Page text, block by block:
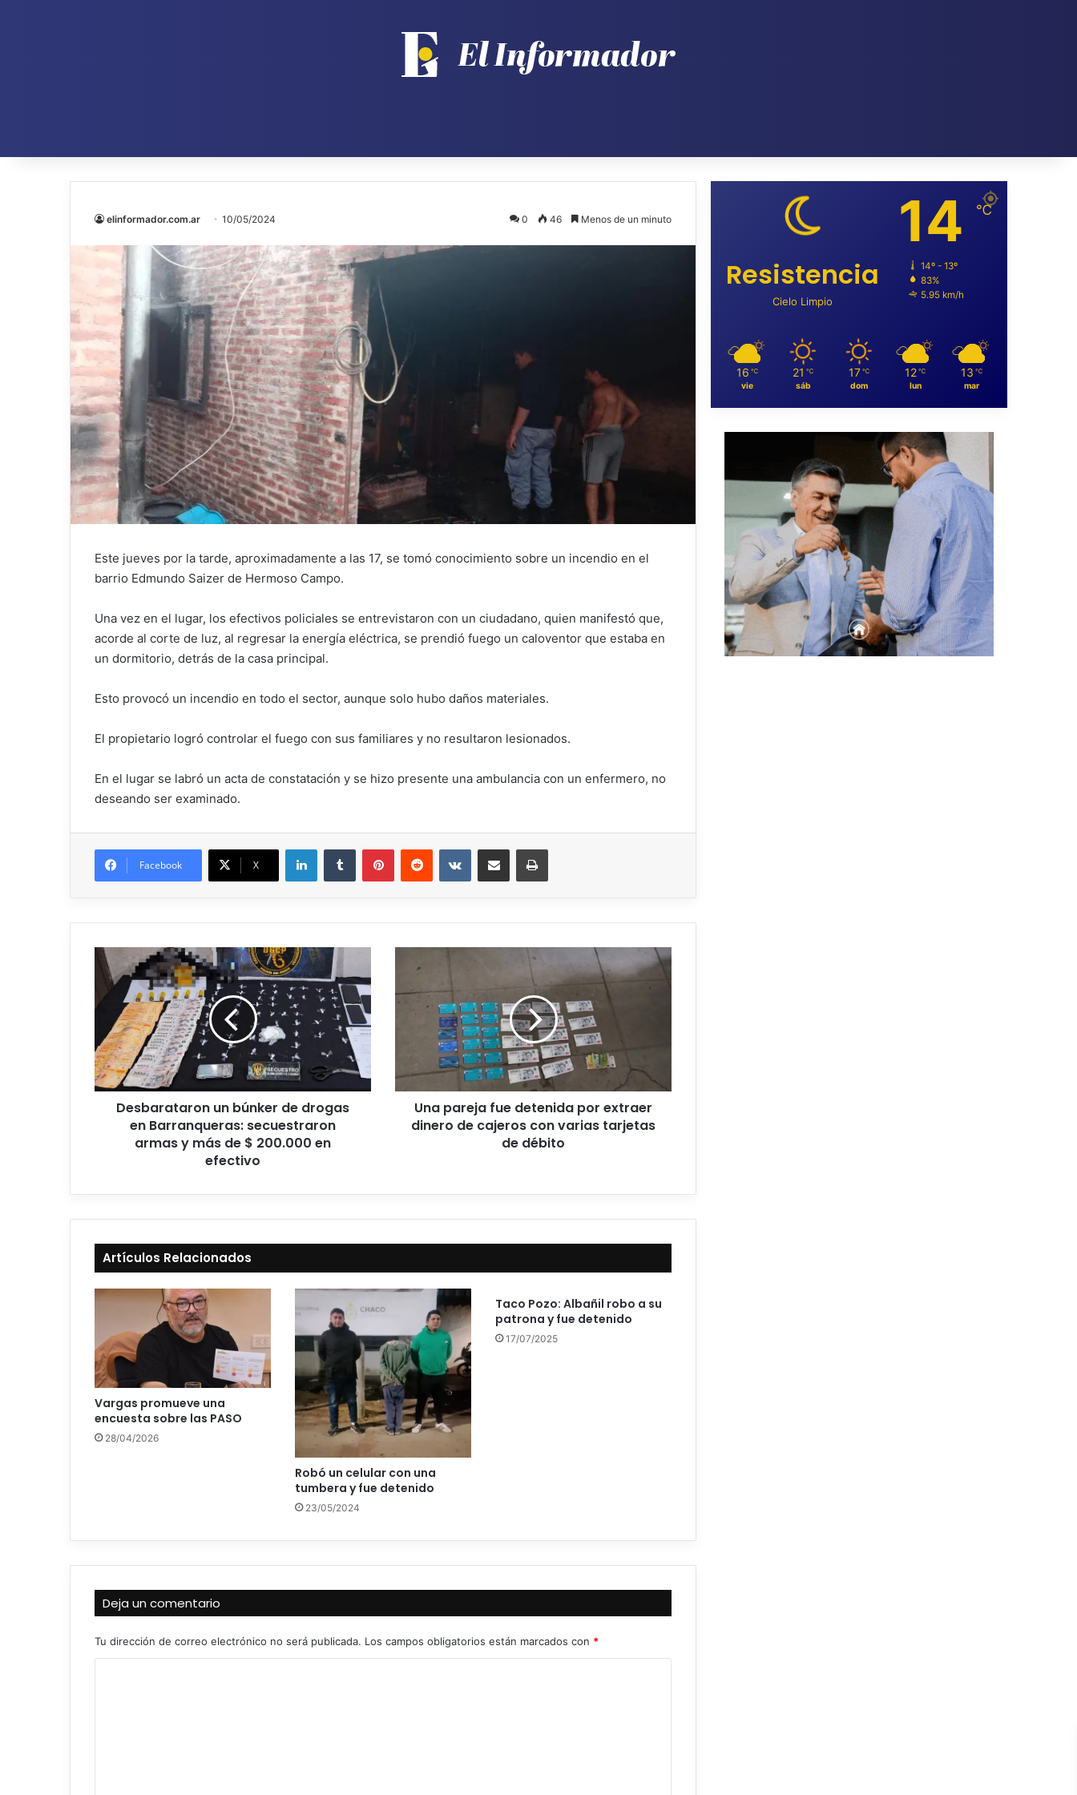
elinformador.com.ar 10/05/2024 0 46 Menos de un minuto
Este jueves por la tarde, aproximadamente a las 17, se tomó conocimiento sobre un incendio en el
barrio Edmundo Saizer de Hermoso Campo.
Una vez en el lugar, los efectivos policiales se entrevistaron con un ciudadano, quien manifestó que,
acorde al corte de luz, al regresar la energía eléctrica, se prendió fuego un caloventor que estaba en
un dormitorio, detrás de la casa principal.
Esto provocó un incendio en todo el sector, aunque solo hubo daños materiales.
El propietario logró controlar el fuego con sus familiares y no resultaron lesionados.
En el lugar se labró un acta de constatación y se hizo presente una ambulancia con un enfermero, no
deseando ser examinado.
Facebook X
Desbarataron un búnker de drogas
en Barranqueras: secuestraron
armas y más de $ 200.000 en
efectivo
Una pareja fue detenida por extraer
dinero de cajeros con varias tarjetas
de débito
Artículos Relacionados
Vargas promueve una
encuesta sobre las PASO
28/04/2026
Robó un celular con una
tumbera y fue detenido
23/05/2024
Taco Pozo: Albañil robo a su
patrona y fue detenido
17/07/2025
Deja un comentario
Tu dirección de correo electrónico no será publicada. Los campos obligatorios están marcados con *
Resistencia
Cielo Limpio
14 ℃
14º - 13º
83%
5.95 km/h
16 ℃
vie
21 ℃
sáb
17 ℃
dom
12 ℃
lun
13 ℃
mar